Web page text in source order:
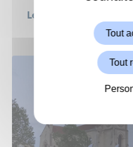
Le Grand Weekend :
Tout
Tout